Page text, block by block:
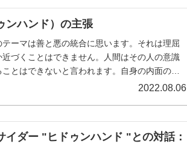
ンハンド）の主張
ーマは善と悪の統合に思います。それは理屈
づくことはできません。人間はその人の意識
とはできないと言われます。自身の内面の陰
2022.08.06
イダー "ヒドゥンハンド "との対話：